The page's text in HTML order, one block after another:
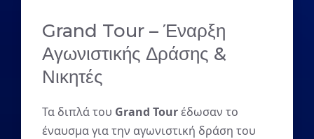
Grand Tour – Έναρξη
Αγωνιστικής Δράσης &
Νικητές
Τα διπλά του Grand Tourέδωσαν το
έναυσμα για την αγωνιστική δράση του